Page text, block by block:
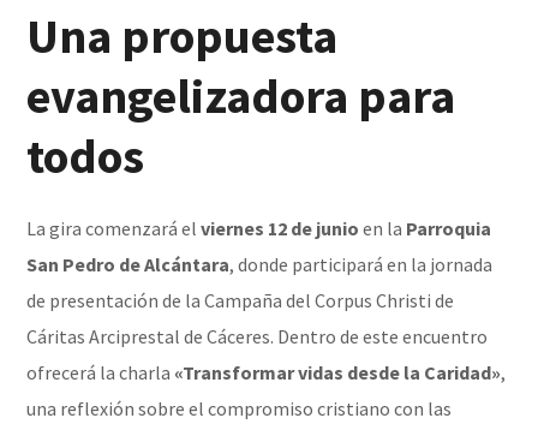
Una propuesta
evangelizadora para
todos
La gira comenzará elviernes 12 de junio en la Parroquia
San Pedro de Alcántara, donde participará en la jornada
de presentación de la Campaña del Corpus Christi de
Cáritas Arciprestal de Cáceres. Dentro de este encuentro
ofrecerá la charla «Transformar vidas desde la Caridad»,
una reflexión sobre el compromiso cristiano con las